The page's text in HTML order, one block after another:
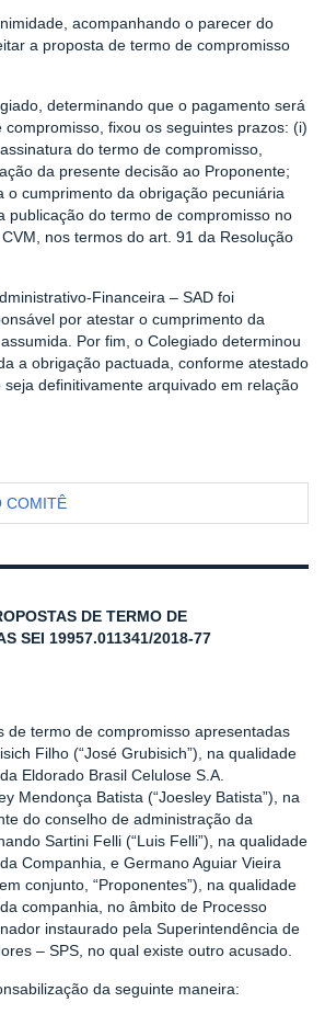
acompanhando o parecer do
a proposta de termo de compromisso
determinando que o pagamento será
fixou os seguintes prazos: (i)
do termo de compromisso,
da presente decisão ao Proponente;
o cumprimento da obrigação pecuniária
publicação do termo de compromisso no
CVM, nos termos do art. 91 da Resolução
Financeira – SAD foi
por atestar o cumprimento da
Por fim, o Colegiado determinou
a obrigação pactuada, conforme atestado
seja definitivamente arquivado em relação
COMITÊ
DE TERMO DE
SEI 19957.011341/2018-77
de termo de compromisso apresentadas
Filho (“José Grubisich”), na qualidade
Eldorado Brasil Celulose S.A.
Mendonça Batista (“Joesley Batista”), na
do conselho de administração da
Sartini Felli (“Luis Felli”), na qualidade
Companhia, e Germano Aguiar Vieira
conjunto, “Proponentes”), na qualidade
companhia, no âmbito de Processo
instaurado pela Superintendência de
– SPS, no qual existe outro acusado.
da seguinte maneira: